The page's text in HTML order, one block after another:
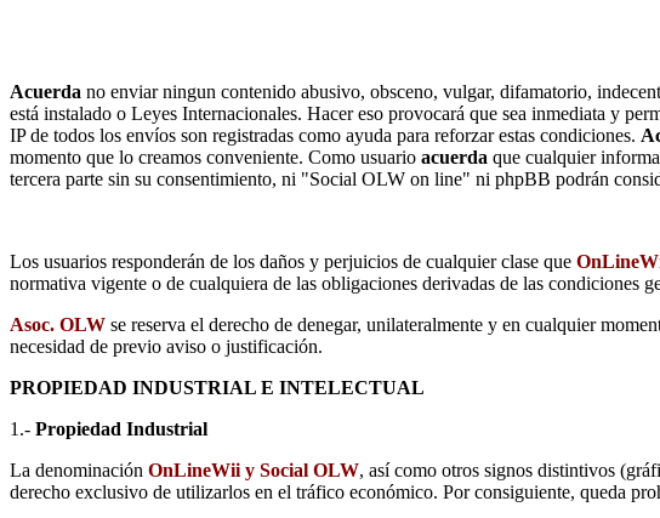
Acuerda no enviar ningun contenido abusivo, obsceno, vulgar, difamatorio,
está instalado o Leyes Internacionales. Hacer eso provocará que sea inmediata y
IP de todos los envíos son registradas como ayuda para reforzar estas condiciones.
momento que lo creamos conveniente. Como usuario acuerda que cualquier
tercera parte sin su consentimiento, ni "Social OLW on line" ni phpBB podrán
Los usuarios responderán de los daños y perjuicios de cualquier clase que
normativa vigente o de cualquiera de las obligaciones derivadas de las condiciones
Asoc. OLW se reserva el derecho de denegar, unilateralmente y en cualquier
necesidad de previo aviso o justificación.
PROPIEDAD INDUSTRIAL E INTELECTUAL
1.- Propiedad Industrial
La denominación OnLineWii y Social OLW, así como otros signos distintivos
derecho exclusivo de utilizarlos en el tráfico económico. Por consiguiente, queda